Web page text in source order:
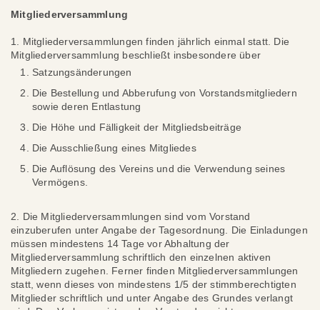
Mitgliederversammlung
1. Mitgliederversammlungen finden jährlich einmal statt. Die
Mitgliederversammlung beschließt insbesondere über
Satzungsänderungen
Die Bestellung und Abberufung von Vorstandsmitgliedern
sowie deren Entlastung
Die Höhe und Fälligkeit der Mitgliedsbeiträge
Die Ausschließung eines Mitgliedes
Die Auflösung des Vereins und die Verwendung seines
Vermögens.
2. Die Mitgliederversammlungen sind vom Vorstand
einzuberufen unter Angabe der Tagesordnung. Die Einladungen
müssen mindestens 14 Tage vor Abhaltung der
Mitgliederversammlung schriftlich den einzelnen aktiven
Mitgliedern zugehen. Ferner finden Mitgliederversammlungen
statt, wenn dieses von mindestens 1/5 der stimmberechtigten
Mitglieder schriftlich und unter Angabe des Grundes verlangt